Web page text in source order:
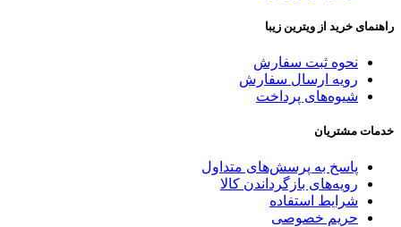
راهنمای خرید از ویترین زیبا
نحوه ثبت سفارش
رویه ارسال سفارش
شیوه‌های پرداخت
خدمات مشتریان
پاسخ به پرسش‌های متداول
رویه‌های بازگرداندن کالا
شرایط استفاده
حریم خصوصی